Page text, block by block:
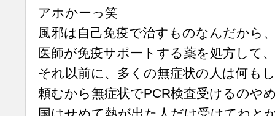
アホかーっ笑
風邪は自己免疫で治すものなんだから
医師が免疫サポートする薬を処方して
それ以前に、多くの無症状の人は何も
頼むから無症状でPCR検査受けるのや